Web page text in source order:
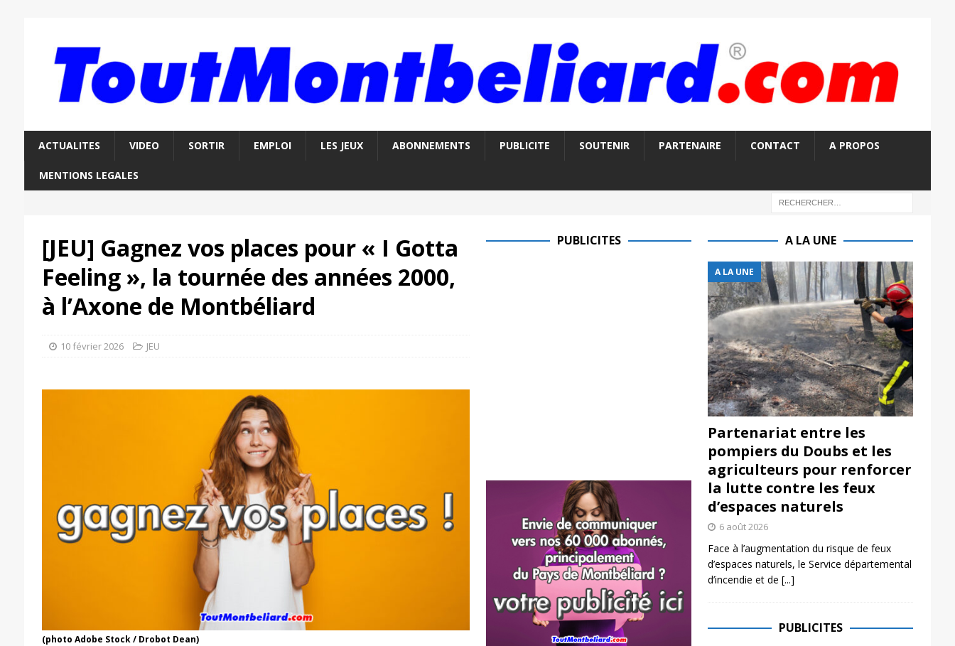
ACTUALITES VIDEO SORTIR EMPLOI LES JEUX ABONNEMENTS PUBLICITE SOUTENIR PARTENAIRE CONTACT A PROPOS
MENTIONS LEGALES
[JEU] Gagnez vos places pour « I Gotta
Feeling », la tournée des années 2000,
à l’Axone de Montbéliard
10 février 2026 JEU
(photo Adobe Stock / Drobot Dean)
PUBLICITES A LA UNE
A LA UNE
Partenariat entre les
pompiers du Doubs et les
agriculteurs pour renforcer
la lutte contre les feux
d’espaces naturels
6 août 2026
Face à l’augmentation du risque de feux
d’espaces naturels, le Service départemental
d’incendie et de [...]
PUBLICITES